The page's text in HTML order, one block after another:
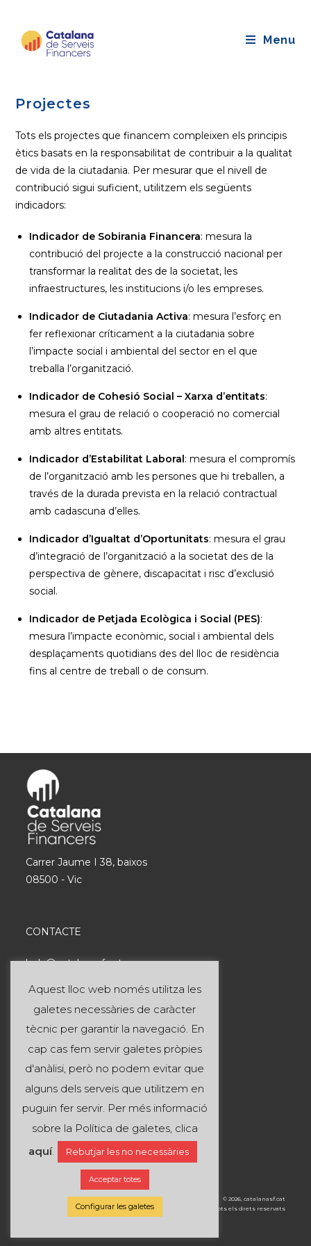
contingut
Menu
Projectes
Tots els projectes que financem compleixen els principis
ètics basats en la responsabilitat de contribuir a la qualitat
de vida de la ciutadania. Per mesurar que el nivell de
contribució sigui suficient, utilitzem els següents
indicadors:
Indicador de Sobirania Financera: mesura la
contribució del projecte a la construcció nacional per
transformar la realitat des de la societat, les
infraestructures, les institucions i/o les empreses.
Indicador de Ciutadania Activa: mesura l’esforç en
fer reflexionar críticament a la ciutadania sobre
l’impacte social i ambiental del sector en el que
treballa l’organització.
Indicador de Cohesió Social – Xarxa d’entitats:
mesura el grau de relació o cooperació no comercial
amb altres entitats.
Indicador d’Estabilitat Laboral: mesura el compromís
de l’organització amb les persones que hi treballen, a
través de la durada prevista en la relació contractual
amb cadascuna d’elles.
Indicador d’Igualtat d’Oportunitats: mesura el grau
d’integració de l’organització a la societat des de la
perspectiva de gènere, discapacitat i risc d’exclusió
social.
Indicador de Petjada Ecològica i Social (PES):
mesura l’impacte econòmic, social i ambiental dels
desplaçaments quotidians des del lloc de residència
fins al centre de treball o de consum.
Carrer Jaume I 38, baixos
08500 - Vic
CONTACTE
hola@catalanasf.cat
INFORMACIÓ ÚTIL
Avís legal
Política de privacitat
Política de cookies
SEGUEIX-NOS A:
© 2026, catalanasf.cat
Tots els drets reservats
Aquest lloc web només utilitza les
galetes necessàries de caràcter
tècnic per garantir la navegació. En
cap cas fem servir galetes pròpies
d'anàlisi, però no podem evitar que
alguns dels serveis que utilitzem en
puguin fer servir. Per més informació
sobre la Política de galetes, clica
aquí. Rebutjar les no necessàries
Acceptar totes
Configurar les galetes